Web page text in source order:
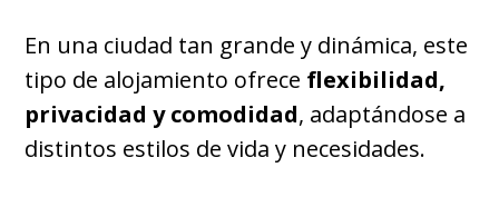
En una ciudad tan grande y dinámica, este
tipo de alojamiento ofrece flexibilidad,
privacidad y comodidad, adaptándose a
distintos estilos de vida y necesidades.